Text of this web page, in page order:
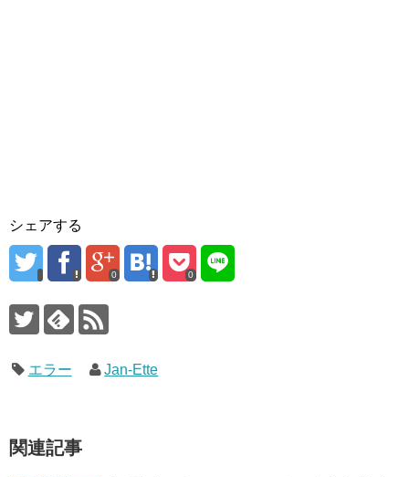
シェアする
0 0
エラー Jan-Ette
関連記事